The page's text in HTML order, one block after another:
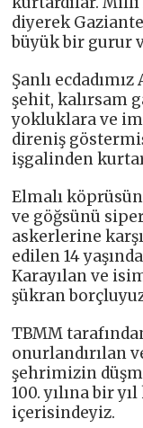
diyerek
büyük bir gurur
Şanlı
şehit, kalırsam
yokluklara ve
direniş
işgalinden
Elmalı
ve göğsünü
askerlerine
edilen 14
Karayılan ve
şükran
TBMM
onurlandırılan
şehrimizin
100. yılına bir
içerisindeyiz.